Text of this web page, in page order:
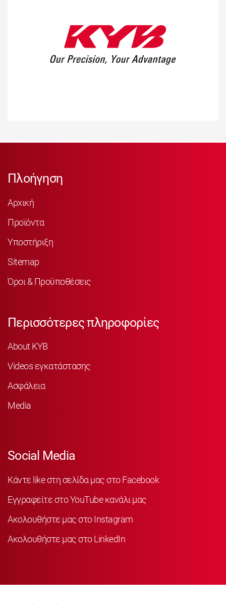
Πλοήγηση
Αρχική
Προϊόντα
Υποστήριξη
Sitemap
Όροι & Προϋποθέσεις
Περισσότερες πληροφορίες
About KYB
Videos εγκατάστασης
Ασφάλεια
Media
Social Media
Κάντε like στη σελίδα μας στο Facebook
Εγγραφείτε στο YouTube κανάλι μας
Ακολουθήστε μας στο Instagram
Ακολουθήστε μας στο LinkedIn